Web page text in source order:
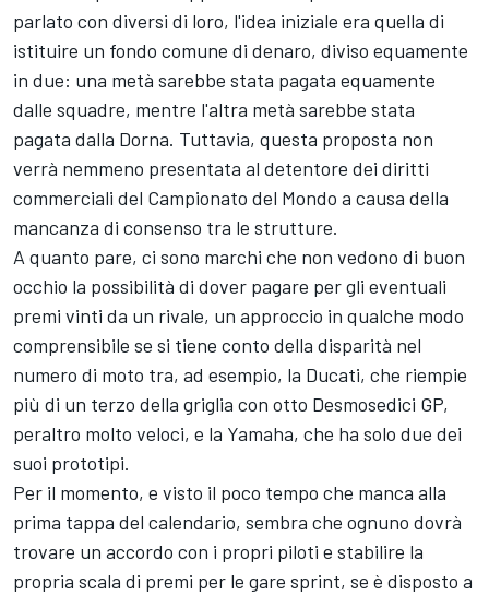
parlato con diversi di loro, l'idea iniziale era quella di
istituire un fondo comune di denaro, diviso equamente
in due: una metà sarebbe stata pagata equamente
dalle squadre, mentre l'altra metà sarebbe stata
pagata dalla Dorna. Tuttavia, questa proposta non
verrà nemmeno presentata al detentore dei diritti
commerciali del Campionato del Mondo a causa della
mancanza di consenso tra le strutture.
A quanto pare, ci sono marchi che non vedono di buon
occhio la possibilità di dover pagare per gli eventuali
premi vinti da un rivale, un approccio in qualche modo
comprensibile se si tiene conto della disparità nel
numero di moto tra, ad esempio, la Ducati, che riempie
più di un terzo della griglia con otto Desmosedici GP,
peraltro molto veloci, e la Yamaha, che ha solo due dei
suoi prototipi.
Per il momento, e visto il poco tempo che manca alla
prima tappa del calendario, sembra che ognuno dovrà
trovare un accordo con i propri piloti e stabilire la
propria scala di premi per le gare sprint, se è disposto a